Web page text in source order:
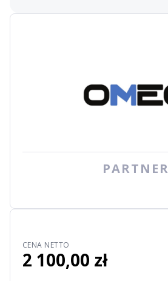
PARTNER
CENA NETTO
2 100,00 zł